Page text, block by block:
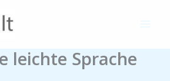
leichte Sprache